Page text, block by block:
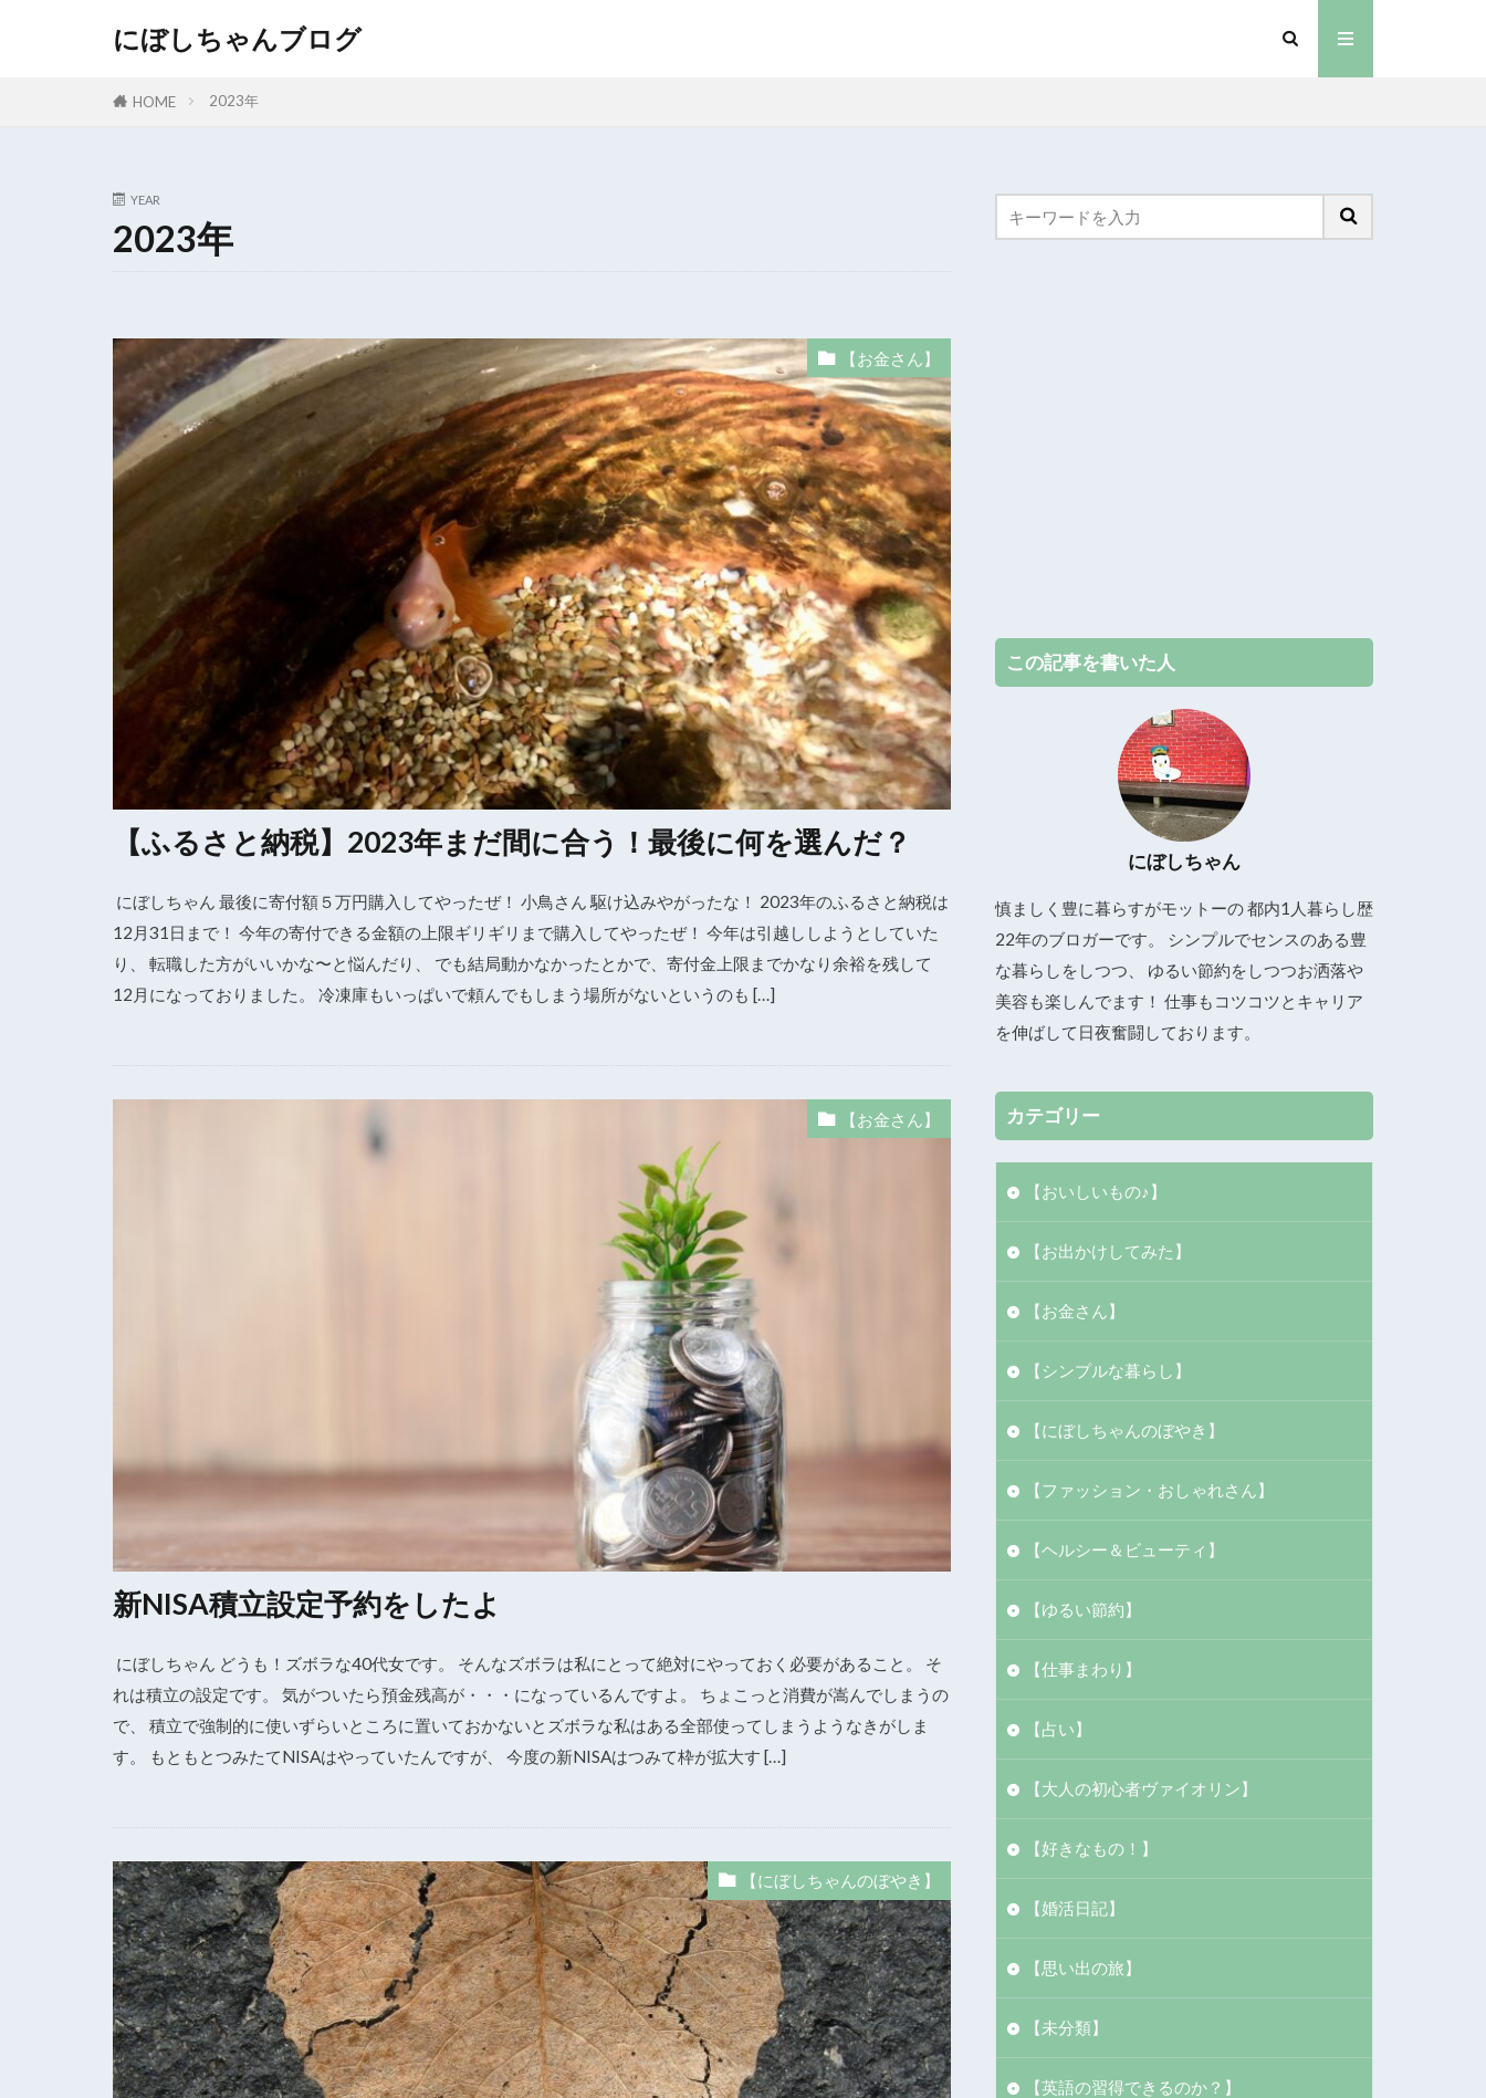
にぼしちゃんブログ
HOME 2023年
YEAR
2023年
【お金さん】
【ふるさと納税】2023年まだ間に合う！最後に何を選んだ？
にぼしちゃん 最後に寄付額５万円購入してやったぜ！ 小鳥さん 駆け込みやがったな！ 2023年のふるさと納税は
12月31日まで！ 今年の寄付できる金額の上限ギリギリまで購入してやったぜ！ 今年は引越ししようとしていた
り、 転職した方がいいかな〜と悩んだり、 でも結局動かなかったとかで、寄付金上限までかなり余裕を残して
12月になっておりました。 冷凍庫もいっぱいで頼んでもしまう場所がないというのも […]
【お金さん】
新NISA積立設定予約をしたよ
にぼしちゃん どうも！ズボラな40代女です。 そんなズボラは私にとって絶対にやっておく必要があること。 そ
れは積立の設定です。 気がついたら預金残高が・・・になっているんですよ。 ちょこっと消費が嵩んでしまうの
で、 積立で強制的に使いずらいところに置いておかないとズボラな私はある全部使ってしまうようなきがしま
す。 もともとつみたてNISAはやっていたんですが、 今度の新NISAはつみて枠が拡大す […]
【にぼしちゃんのぼやき】
この記事を書いた人
にぼしちゃん
慎ましく豊に暮らすがモットーの 都内1人暮らし歴
22年のブロガーです。 シンプルでセンスのある豊
な暮らしをしつつ、 ゆるい節約をしつつお洒落や
美容も楽しんでます！ 仕事もコツコツとキャリア
を伸ばして日夜奮闘しております。
カテゴリー
【おいしいもの♪】
【お出かけしてみた】
【お金さん】
【シンプルな暮らし】
【にぼしちゃんのぼやき】
【ファッション・おしゃれさん】
【ヘルシー＆ビューティ】
【ゆるい節約】
【仕事まわり】
【占い】
【大人の初心者ヴァイオリン】
【好きなもの！】
【婚活日記】
【思い出の旅】
【未分類】
【英語の習得できるのか？】